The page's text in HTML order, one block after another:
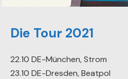
Die Tour 2021
22.10 DE-München, Strom
23.10 DE-Dresden, Beatpol